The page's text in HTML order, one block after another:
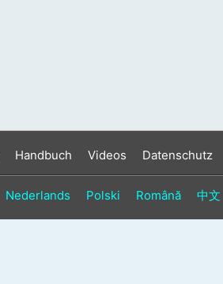
Handbuch Videos Datenschutz
Nederlands Polski Română 中文